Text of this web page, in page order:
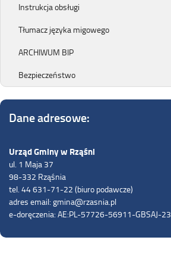
Instrukcja obsługi
Tłumacz języka migowego
ARCHIWUM BIP
Bezpieczeństwo
Dane adresowe:
Urząd Gminy w Rząśni
ul. 1 Maja 37
98-332 Rząśnia
tel. 44 631-71-22 (biuro podawcze)
adres email: gmina@rzasnia.pl
e-doręczenia: AE:PL-57726-56911-GBSAJ-23